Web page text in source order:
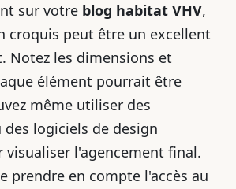
sur votre blog habitat VHV,
croquis peut être un excellent
Notez les dimensions et
élément pourrait être
même utiliser des
logiciels de design
l'agencement final.
prendre en compte l'accès au